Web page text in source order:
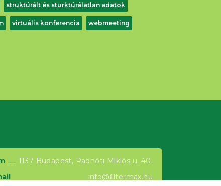
struktúrált és sturktúrálatlan adatok
virtuális konferencia webmeeting
1137 Budapest, Radnóti Miklós u. 40.
info@ﬁltermax.hu